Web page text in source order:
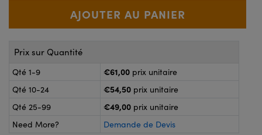
ou Coupleurs
de Poche ou à Mesure Directe
: Microscopie
: Caméras
Labs™
Prix sur Quantité
Qté 1-9 €61,00 prix unitaire
Qté 10-24
€54,50 prix unitaire
Qté 25-99
€49,00 prix unitaire
Need More?
Demande de Devis